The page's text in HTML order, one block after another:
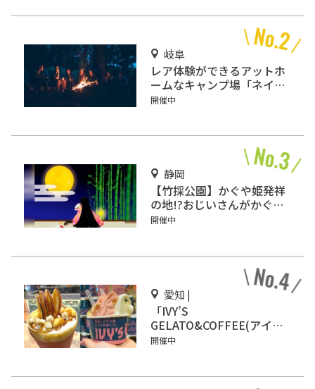
岐阜
レア体験ができるアットホ
ームなキャンプ場「ネイチ
ャーランドかみのほ」
開催中
静岡
【竹採公園】かぐや姫発祥
の地!?おじいさんがかぐや
姫を見つけた場所を見に行
開催中
愛知 |
「IVY’S
GELATO&COFFEE(アイビ
ーズ ジェラート&コーヒ
ン！
開催中